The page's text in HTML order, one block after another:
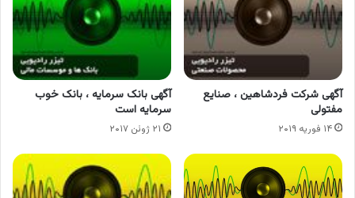
آگهی شرکت فردشاهین ، صنایع
مفتولی
۱۴ فوریه ۲۰۱۹
آگهی بانک سرمایه ، بانک خوب
سرمایه است
۲۱ ژوئن ۲۰۱۷